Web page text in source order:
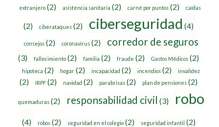
extranjero(2) asistencia sanitaria (2) carné por puntos(2) caídas
(2) ciberataques (2) ciberseguridad (4)
consejos(2) coronavirus(2) corredor de seguros
(3) fallecimiento (2) familia (2) fraude (2) Gastos Médicos (2)
hipoteca (2) hogar (2) incapacidad (2) incendios (2) invalidez
(2) IRPF (2) navidad (2) parabrisas (2) plan de pensiones (2)
quemaduras(2) responsabilidad civil (3) robo
(4) robos(2) seguridad en el colegio(2) seguridad infantil (2)